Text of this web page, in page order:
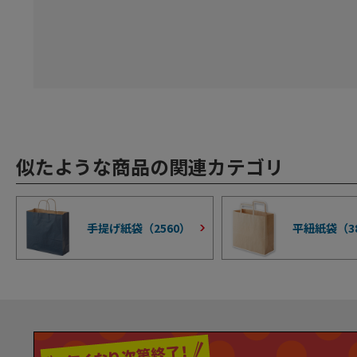
似たような商品の関連カテゴリ
手提げ紙袋（2560） 平紐紙袋（